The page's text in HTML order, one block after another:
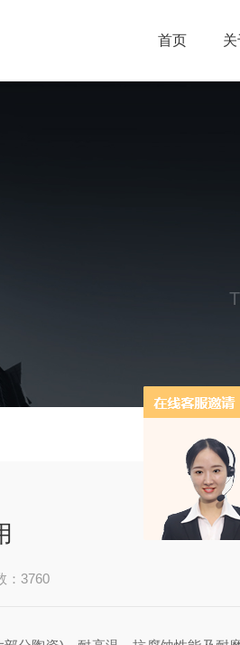
首页
：3760